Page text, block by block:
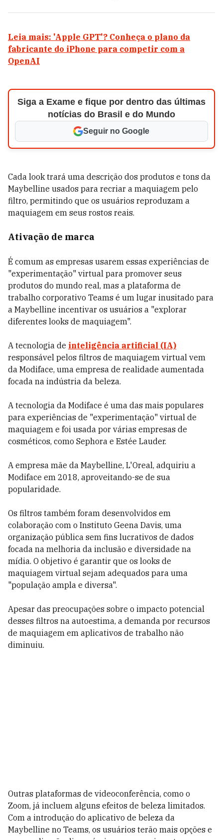
Leia mais: 'Apple GPT'? Conheça o plano da
fabricante do iPhone para competir com a
OpenAI
Siga a Exame e fique por dentro das últimas
notícias do Brasil e do Mundo
Seguir no Google
Cada look trará uma descrição dos produtos e tons da
Maybelline usados para recriar a maquiagem pelo
filtro, permitindo que os usuários reproduzam a
maquiagem em seus rostos reais.
Ativação de marca
É comum as empresas usarem essas experiências de
"experimentação" virtual para promover seus
produtos do mundo real, mas a plataforma de
trabalho corporativo Teams é um lugar inusitado para
a Maybelline incentivar os usuários a "explorar
diferentes looks de maquiagem".
A tecnologia de inteligência artificial (IA)
responsável pelos filtros de maquiagem virtual vem
da Modiface, uma empresa de realidade aumentada
focada na indústria da beleza.
A tecnologia da Modiface é uma das mais populares
para experiências de "experimentação" virtual de
maquiagem e foi usada por várias empresas de
cosméticos, como Sephora e Estée Lauder.
A empresa mãe da Maybelline, L'Oreal, adquiriu a
Modiface em 2018, aproveitando-se de sua
popularidade.
Os filtros também foram desenvolvidos em
colaboração com o Instituto Geena Davis, uma
organização pública sem fins lucrativos de dados
focada na melhoria da inclusão e diversidade na
mídia. O objetivo é garantir que os looks de
maquiagem virtual sejam adequados para uma
"população ampla e diversa".
Apesar das preocupações sobre o impacto potencial
desses filtros na autoestima, a demanda por recursos
de maquiagem em aplicativos de trabalho não
diminuiu.
Outras plataformas de videoconferência, como o
Zoom, já incluem alguns efeitos de beleza limitados.
Com a introdução do aplicativo de beleza da
Maybelline no Teams, os usuários terão mais opções e